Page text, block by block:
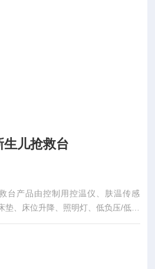
生儿抢救台
台产品由控制用控温仪、肤温传感
、床位升降、照明灯、低负压/低流
辐照器、下（侧）蓝光辐照器组